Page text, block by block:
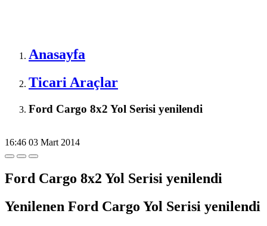
Anasayfa
Ticari Araçlar
Ford Cargo 8x2 Yol Serisi yenilendi
16:46 03 Mart 2014
Ford Cargo 8x2 Yol Serisi yenilendi
Yenilenen Ford Cargo Yol Serisi yenilendi